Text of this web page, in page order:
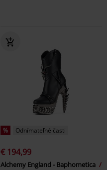
% Odnímateľné časti
€ 194,99
Alchemy England - Baphometica